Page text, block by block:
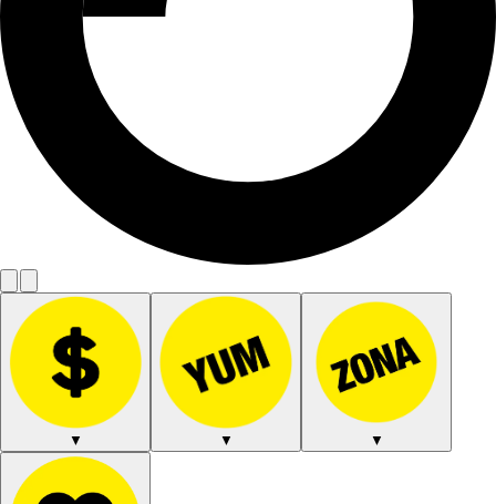
▼ ▼ ▼